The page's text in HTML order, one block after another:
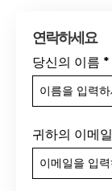
연락하세요
당신의 이름 *
귀하의 이메일